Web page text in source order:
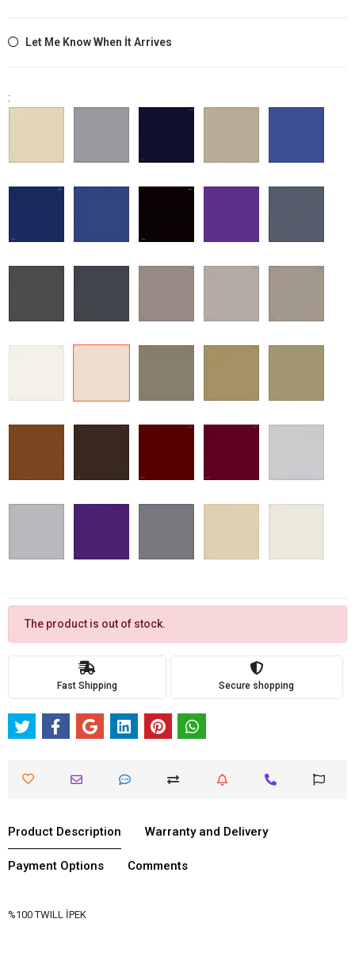
Let Me Know When İt Arrives
:
The product is out of stock.
Fast Shipping Secure shopping
Product Description Warranty and Delivery
Payment Options Comments
%100 TWILL İPEK